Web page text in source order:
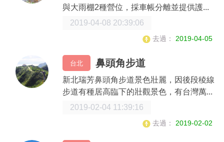
與大雨棚2種營位，採車帳分離並提供護...
2019-04-08 20:39:06
去過： 2019-04-05
台北 鼻頭角步道
新北瑞芳鼻頭角步道景色壯麗，因後段稜線
步道有種居高臨下的壯觀景色，有台灣萬...
2019-02-04 11:39:16
去過： 2019-02-02